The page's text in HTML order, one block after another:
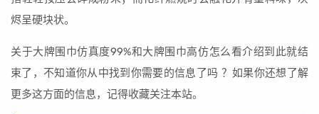
烬呈硬块状。
关于大牌围巾仿真度99%和大牌围巾高仿怎么看介绍到此就结
束了，不知道你从中找到你需要的信息了吗 ？如果你还想了解
更多这方面的信息，记得收藏关注本站。